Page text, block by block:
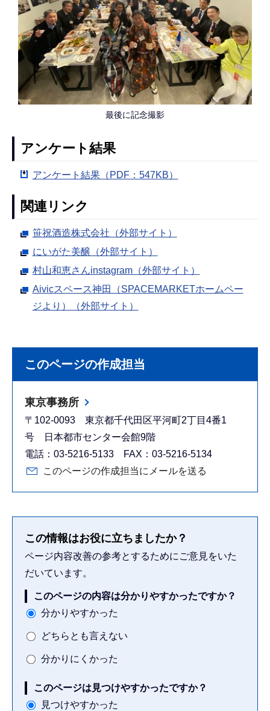
最後に記念撮影
アンケート結果
アンケート結果（PDF：547KB）
関連リンク
笹祝酒造株式会社（外部サイト）
にいがた美醸（外部サイト）
村山和恵さんinstagram（外部サイト）
Aivicスペース神田（SPACEMARKETホームペー
ジより）（外部サイト）
このページの作成担当
東京事務所
〒102-0093 東京都千代田区平河町2丁目4番1
号 日本都市センター会館9階
電話：03-5216-5133 FAX：03-5216-5134
このページの作成担当にメールを送る
この情報はお役に立ちましたか？
ページ内容改善の参考とするためにご意見をいた
だいています。
このページの内容は分かりやすかったですか？
分かりやすかった
どちらとも言えない
分かりにくかった
このページは見つけやすかったですか？
見つけやすかった